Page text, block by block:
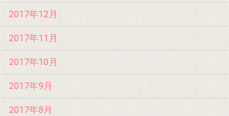
2017年12月
2017年11月
2017年10月
2017年9月
2017年8月